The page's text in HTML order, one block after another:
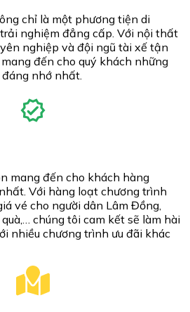
chỉ là một phương tiện di
nghiệm đẳng cấp. Với nội thất
nghiệp và đội ngũ tài xế tận
đến cho quý khách những
nhớ nhất.
mang đến cho khách hàng
Với hàng loạt chương trình
vé cho người dân Lâm Đồng,
chúng tôi cam kết sẽ làm hài
nhiều chương trình ưu đãi khác